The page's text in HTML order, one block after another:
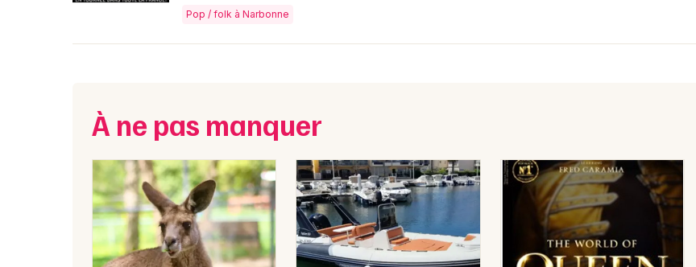
Je m'abonne
Pop / folk à Narbonne
À ne pas manquer